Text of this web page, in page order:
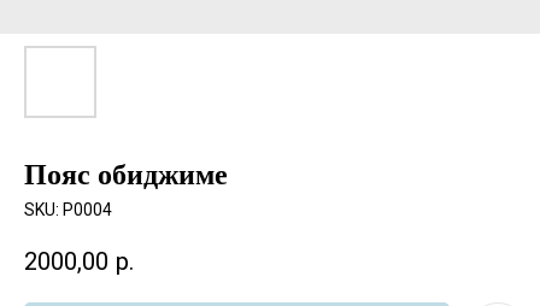
Пояс обиджиме
SKU: P0004
2000,00 р.